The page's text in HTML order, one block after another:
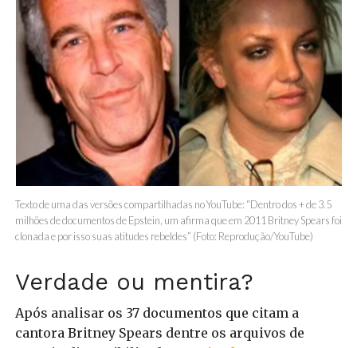
Texto de uma das versões compartilhadas no YouTube: “Dentro dos + de 3.5
milhões de documentos de Epstein, um afirma que em 2011 Britney Spears foi
clonada e por isso suas atitudes rebeldes” (Foto: Reprodução/YouTube)
Verdade ou mentira?
Após analisar os 37 documentos que citam a
cantora Britney Spears dentre os arquivos de